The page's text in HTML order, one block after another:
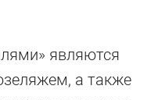
являются
а также